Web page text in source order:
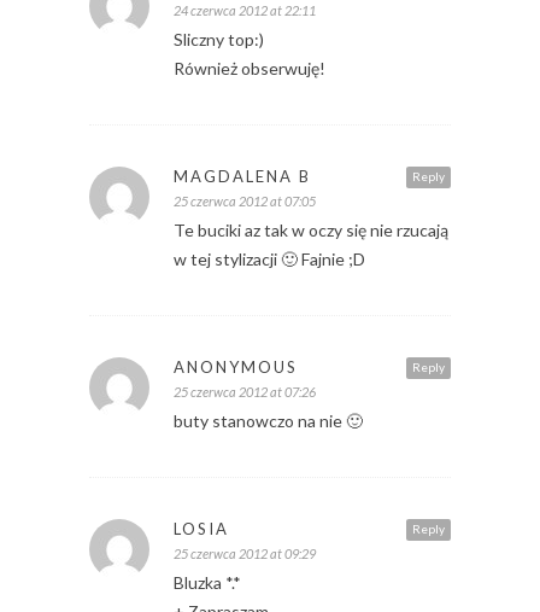
24 czerwca 2012 at 22:11
Sliczny top:)
Również obserwuję!
Reply
MAGDALENA B
25 czerwca 2012 at 07:05
Te buciki az tak w oczy się nie rzucają
w tej stylizacji 🙂 Fajnie ;D
Reply
ANONYMOUS
25 czerwca 2012 at 07:26
buty stanowczo na nie 🙂
Reply
LOSIA
25 czerwca 2012 at 09:29
Bluzka *.*